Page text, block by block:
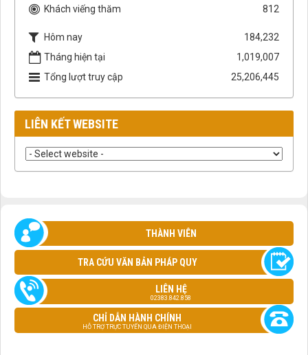
Khách viếng thăm
812
Hôm nay
184,232
Tháng hiện tại
1,019,007
Tổng lượt truy cập
25,206,445
LIÊN KẾT WEBSITE
THÀNH VIÊN
TRA CỨU VĂN BẢN PHÁP QUY
LIÊN HỆ
02383.842.858
CHỈ DẪN HÀNH CHÍNH
HỖ TRỢ TRỰC TUYẾN QUA ĐIỆN THOẠI